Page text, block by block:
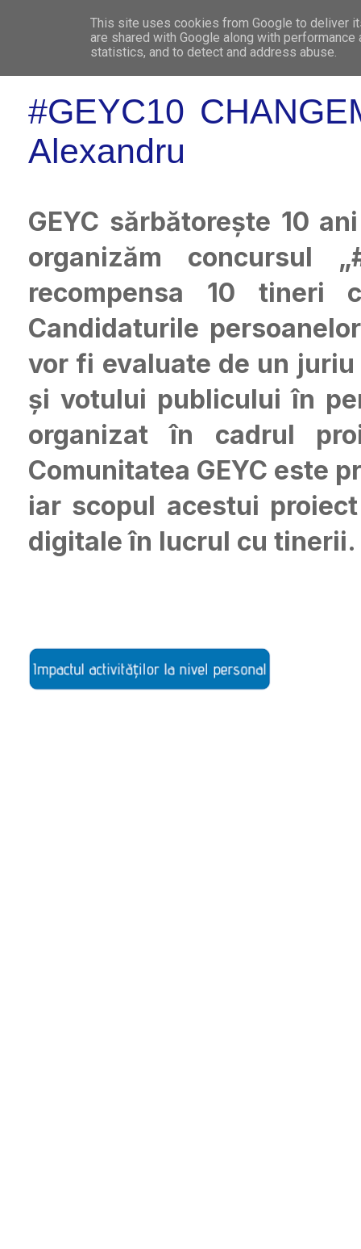
WHO
#GEYC10
Alexandru
GEYC sărbătorește 10
organizăm concursul
recompensa 10 tineri
Candidaturile
vor fi evaluate de un
și votului publicului în
organizat în cadrul
Comunitatea GEYC este
iar scopul acestui
digitale în lucrul cu tinerii.
This site uses cookies from Google to deliver
are shared with Google along with
statistics, and to detect and address abuse.